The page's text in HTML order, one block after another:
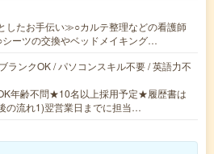
したお手伝い≫○カルテ整理などの看護師
シーツの交換やベッドメイキング…
ランクOK / パソコンスキル不要 / 英語力不
年齢不問★10名以上採用予定★履歴書は
の流れ1)翌営業日までに担当…